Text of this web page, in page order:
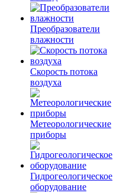
Преобразователи
влажности
Скорость потока
воздуха
Метеорологические
приборы
Гидрогеологическое
оборудование